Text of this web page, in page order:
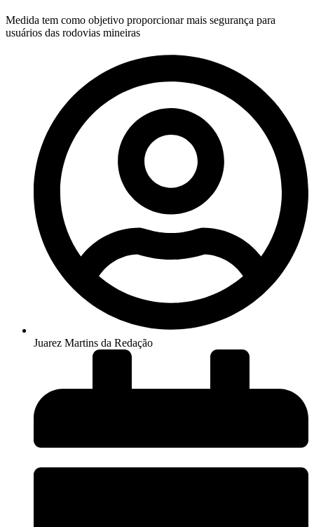
Medida tem como objetivo proporcionar mais segurança para
usuários das rodovias mineiras
Juarez Martins da Redação